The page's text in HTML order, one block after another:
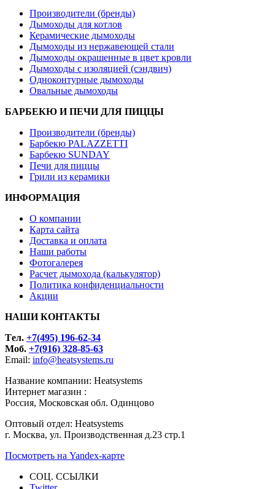
Производители (бренды)
Дымоходы для котлов
Керамические дымоходы
Дымоходы из нержавеющей стали
Дымоходы окрашенные в цвет кровли
Дымоходы с изоляцией (сэндвич)
Одноконтурные дымоходы
Овальные дымоходы
БАРБЕКЮ И ПЕЧИ ДЛЯ ПИЦЦЫ
Производители (бренды)
Барбекю PALAZZETTI
Барбекю SUNDAY
Печи для пиццы
Грили из керамики
ИНФОРМАЦИЯ
О компании
Карта сайта
Доставка и оплата
Наши работы
Фотогалерея
Расчет дымохода (калькулятор)
Политика конфиденциальности
Акции
НАШИ КОНТАКТЫ
Tел. +7(495) 196-62-34
Моб. +7(916) 328-85-63
Email: info@heatsystems.ru
Название компании: Heatsystems
Интернет магазин :
Россия, Московская обл. Одинцово
Оптовый отдел: Heatsystems
г. Москва, ул. Производственная д.23 стр.1
Посмотреть на Yandex-карте
СОЦ. ССЫЛКИ